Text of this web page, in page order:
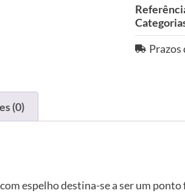
Prazos
(0)
espelho destina-se a ser um ponto